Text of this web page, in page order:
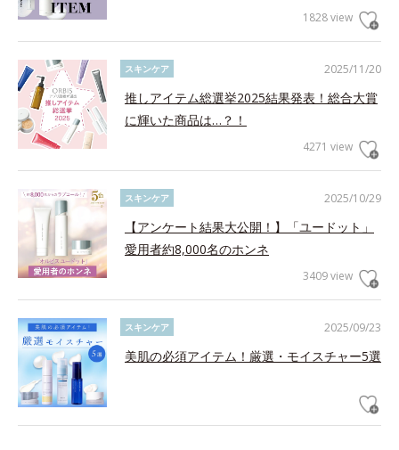
1828 view
2025/11/20
スキンケア
推しアイテム総選挙2025結果発表！総合大賞
に輝いた商品は…？！
4271 view
2025/10/29
スキンケア
【アンケート結果大公開！】「ユードット」
愛用者約8,000名のホンネ
3409 view
2025/09/23
スキンケア
美肌の必須アイテム！厳選・モイスチャー5選